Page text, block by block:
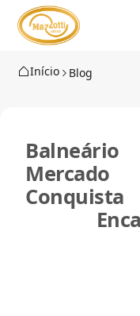
Início Blog